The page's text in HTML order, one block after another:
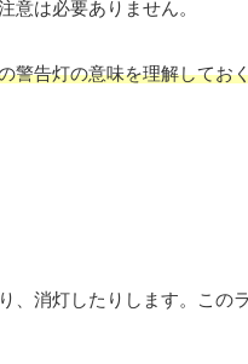
意は必要ありません。
警告灯の意味を理解してお
消灯したりします。この